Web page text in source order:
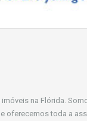
na Flórida.
oferecemos toda a